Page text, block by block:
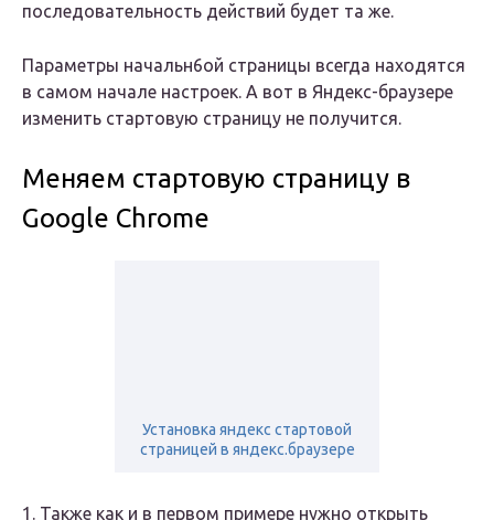
последовательность действий будет та же.
Параметры начальн6ой страницы всегда находятся
в самом начале настроек. А вот в Яндекс-браузере
изменить стартовую страницу не получится.
Меняем стартовую страницу в
Google Chrome
Установка яндекс стартовой
страницей в яндекс.браузере
1. Также как и в первом примере нужно открыть